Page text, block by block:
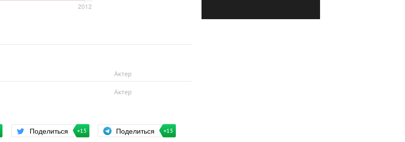
Актер
Актер
Поделиться +15 Поделиться +15